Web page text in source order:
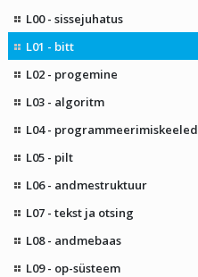
L00 - sissejuhatus
L01 - bitt
L02 - progemine
L03 - algoritm
L04 - programmeerimiskeeled
L05 - pilt
L06 - andmestruktuur
L07 - tekst ja otsing
L08 - andmebaas
L09 - op-süsteem